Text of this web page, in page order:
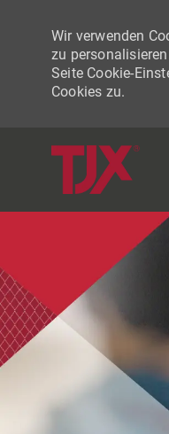
Wir verwenden
zu
Seite Cookie-
Cookies zu.